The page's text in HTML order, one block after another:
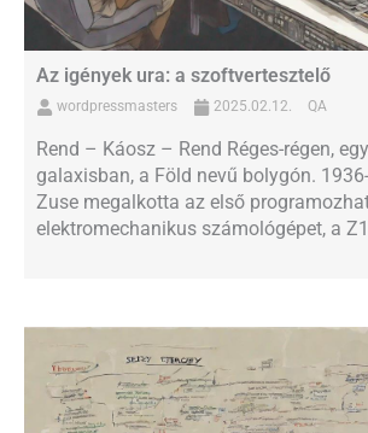
Az igények ura: a szoftvertesztelő
wordpressmasters 2025.02.12. QA
Rend – Káosz – Rend Réges-régen,
galaxisban, a Föld nevű bolygón.
Zuse megalkotta az első
elektromechanikus számológépet, a